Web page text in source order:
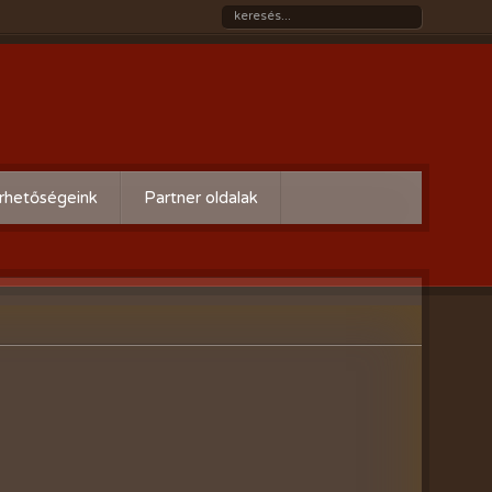
Partner oldalak
Zsigó György honlapja